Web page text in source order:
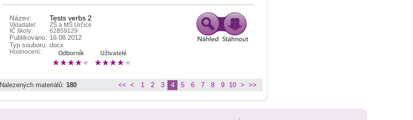
Název: Tests verbs 2
Vkladatel:
ZŠ a MŠ Určice
IČ školy:
62859129
Publikováno: 16.08.2012
Typ souboru: docx
Hodnocení: Odborník Uživatelé
Nalezených materiálů: 180 << < 1 2 3 4 5 6 7 8 9 10 > >>